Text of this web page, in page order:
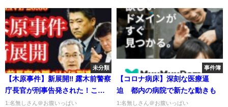
未分類
【木原事件】新展開‼️ 露木前警察
庁長官が刑事告発された！この
まま隠ぺいされてしまうのか⁉️捜
1:名無しさん＠お腹いっぱい
事件簿
【コロナ病床】深刻な医療逼
迫 都内の病院で新たな動きも
1:名無しさん＠お腹いっぱい